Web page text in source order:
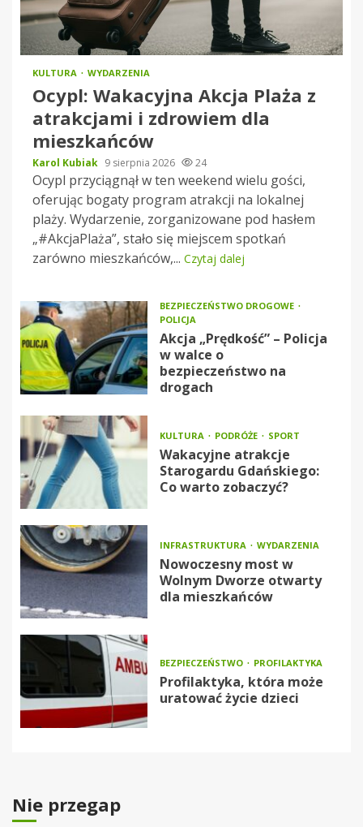
KULTURA WYDARZENIA
Ocypl: Wakacyjna Akcja Plaża z
atrakcjami i zdrowiem dla
mieszkańców
Karol Kubiak 9 sierpnia 2026 24
Ocypl przyciągnął w ten weekend wielu gości,
oferując bogaty program atrakcji na lokalnej
plaży. Wydarzenie, zorganizowane pod hasłem
„#AkcjaPlaża”, stało się miejscem spotkań
zarówno mieszkańców,... Czytaj dalej
BEZPIECZEŃSTWO DROGOWE
POLICJA
Akcja „Prędkość” – Policja
w walce o
bezpieczeństwo na
drogach
KULTURA PODRÓŻE SPORT
Wakacyjne atrakcje
Starogardu Gdańskiego:
Co warto zobaczyć?
INFRASTRUKTURA WYDARZENIA
Nowoczesny most w
Wolnym Dworze otwarty
dla mieszkańców
BEZPIECZEŃSTWO PROFILAKTYKA
Profilaktyka, która może
uratować życie dzieci
Nie przegap